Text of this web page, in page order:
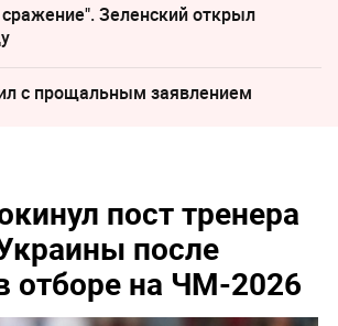
Зеленский открыл
с прощальным заявлением
пост тренера
после
отборе на ЧМ-2026